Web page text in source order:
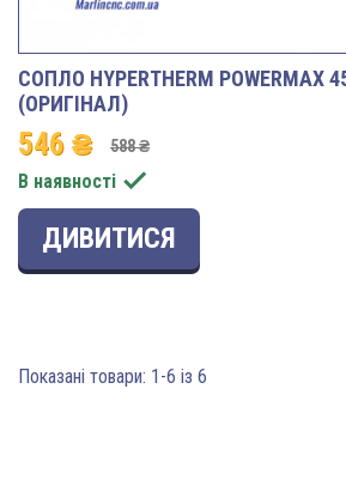
СОПЛО HYPERTHERM POWERMAX
(ОРИГІНАЛ)
546 ₴ 588 ₴
В наявності 
ДИВИТИСЯ
Показані товари: 1-6 із 6